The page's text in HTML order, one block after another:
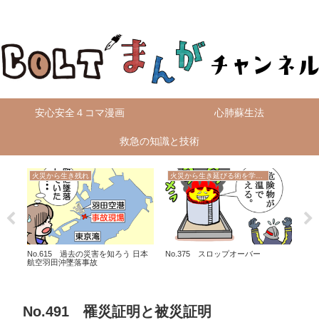
安心安全４コマ漫画 心肺蘇生法
救急の知識と技術
火災から生き残れ
No.615 過去の災害を知ろう 日本
航空羽田沖墜落事故
火災から生き延びる術を学ぼう
No.375 スロップオーバー
No.491 罹災証明と被災証明